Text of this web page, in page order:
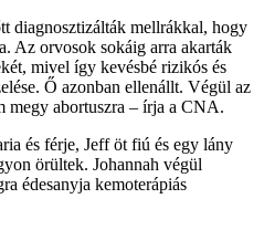
diagnosztizálták mellrákkal, hogy
Az orvosok sokáig arra akarták
mivel így kevésbé rizikós és
Ő azonban ellenállt. Végül az
megy abortuszra – írja a CNA.
és férje, Jeff öt fiú és egy lány
örültek. Johannah végül
édesanyja kemoterápiás